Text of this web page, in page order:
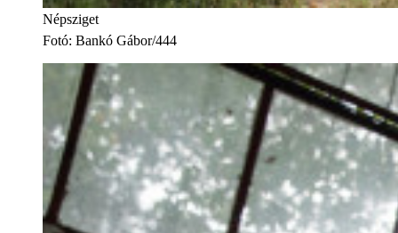
Népsziget
Fotó: Bankó Gábor/444